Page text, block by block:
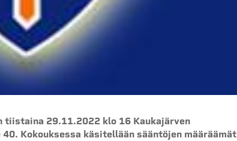
tiistaina 29.11.2022 klo 16 Kaukajärven
Kokouksessa käsitellään sääntöjen määräämät